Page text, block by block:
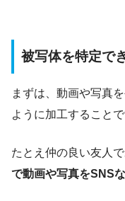
被写体を特定で
まずは、動画や写真
ように加工することで
たとえ仲の良い友人で
で動画や写真をSNS